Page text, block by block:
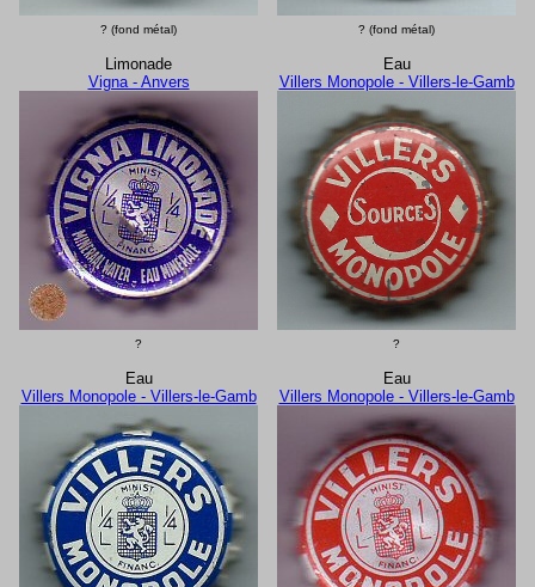
? (fond métal) ? (fond métal)
Limonade
Vigna - Anvers
?
Eau
Villers Monopole - Villers-le-Gamb
?
Eau
Villers Monopole - Villers-le-Gamb
Eau
Villers Monopole - Villers-le-Gamb